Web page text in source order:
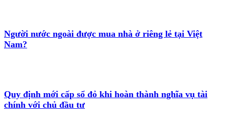
Người nước ngoài được mua nhà ở riêng lẻ tại Việt
Nam?
Quy định mới cấp sổ đỏ khi hoàn thành nghĩa vụ tài
chính với chủ đầu tư